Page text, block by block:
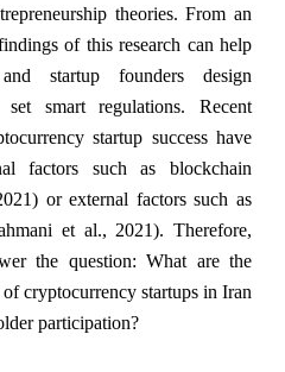
theories. From an
of this research can help
startup founders design
set smart regulations. Recent
startup success have
factors such as blockchain
or external factors such as
et al., 2021). Therefore,
the question: What are the
cryptocurrency startups in Iran
participation?